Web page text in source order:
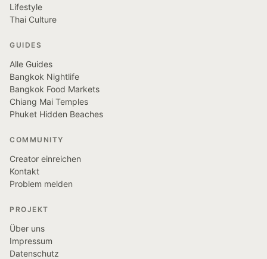
Lifestyle
Thai Culture
GUIDES
Alle Guides
Bangkok Nightlife
Bangkok Food Markets
Chiang Mai Temples
Phuket Hidden Beaches
COMMUNITY
Creator einreichen
Kontakt
Problem melden
PROJEKT
Über uns
Impressum
Datenschutz